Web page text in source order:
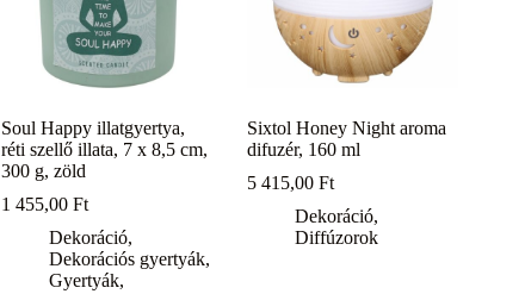
Soul Happy illatgyertya,
réti szellő illata, 7 x 8,5 cm,
300 g, zöld
1 455,00Ft
Dekoráció,
Dekorációs gyertyák,
Gyertyák,
Sixtol Honey Night aroma
difuzér, 160 ml
5 415,00Ft
Dekoráció,
Diffúzorok